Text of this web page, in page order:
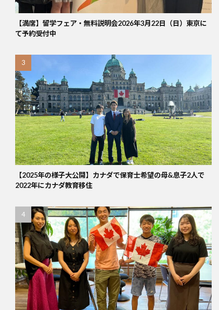
【満席】留学フェア・無料説明会2026年3月22日（日）東京に
て予約受付中
【2025年の様子大公開】カナダで保育士希望の母&息子2人で
2022年にカナダ教育移住